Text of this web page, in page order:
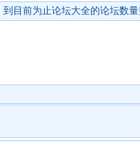
到目前为止论坛大全的论坛数